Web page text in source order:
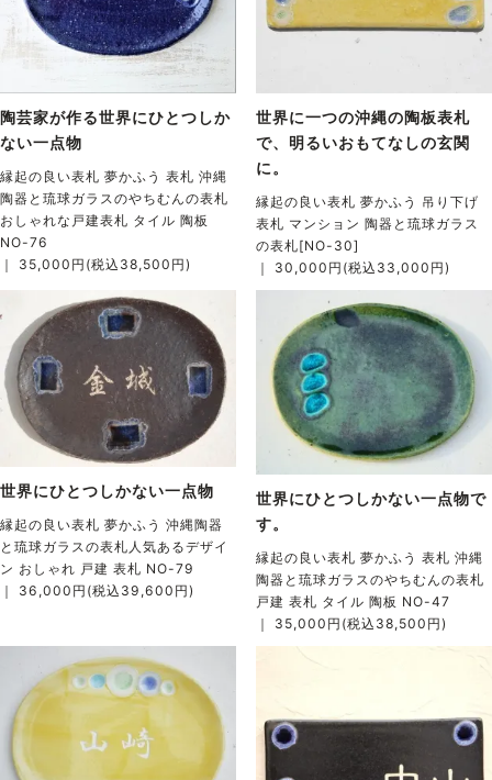
陶芸家が作る世界にひとつしか
ない一点物
縁起の良い表札 夢かふう 表札 沖縄
陶器と琉球ガラスのやちむんの表札
おしゃれな戸建表札 タイル 陶板
NO-76
｜ 35,000円(税込38,500円)
世界に一つの沖縄の陶板表札
で、明るいおもてなしの玄関
に。
縁起の良い表札 夢かふう 吊り下げ
表札 マンション 陶器と琉球ガラス
の表札[NO-30]
｜ 30,000円(税込33,000円)
世界にひとつしかない一点物
縁起の良い表札 夢かふう 沖縄陶器
と琉球ガラスの表札人気あるデザイ
ン おしゃれ 戸建 表札 NO-79
｜ 36,000円(税込39,600円)
世界にひとつしかない一点物で
す。
縁起の良い表札 夢かふう 表札 沖縄
陶器と琉球ガラスのやちむんの表札
戸建 表札 タイル 陶板 NO-47
｜ 35,000円(税込38,500円)